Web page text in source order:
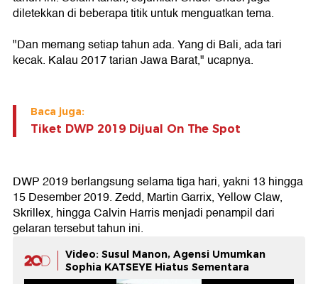
diletekkan di beberapa titik untuk menguatkan tema.
"Dan memang setiap tahun ada. Yang di Bali, ada tari
kecak. Kalau 2017 tarian Jawa Barat," ucapnya.
Baca juga:
Tiket DWP 2019 Dijual On The Spot
DWP 2019 berlangsung selama tiga hari, yakni 13 hingga
15 Desember 2019. Zedd, Martin Garrix, Yellow Claw,
Skrillex, hingga Calvin Harris menjadi penampil dari
gelaran tersebut tahun ini.
Video: Susul Manon, Agensi Umumkan
Sophia KATSEYE Hiatus Sementara